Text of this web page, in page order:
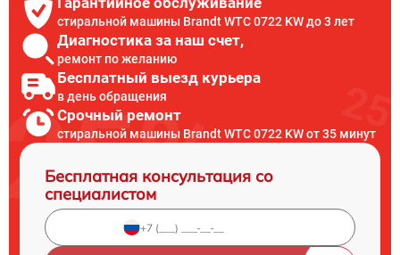
стиральной машины Brandt WTC 0722 KW до 3 лет
Диагностика за наш счет,
ремонт по желанию
Бесплатный выезд курьера
в день обращения
Срочный ремонт
стиральной машины Brandt WTC 0722 KW от 35 минут
Бесплатная консультация со
специалистом